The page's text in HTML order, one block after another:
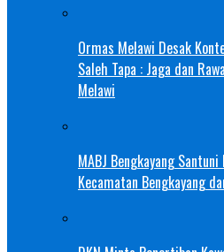
Ormas Melawi Desak
Saleh Tapa : Jaga dan
Melawi
MABJ Bengkayang
Kecamatan Bengkayang